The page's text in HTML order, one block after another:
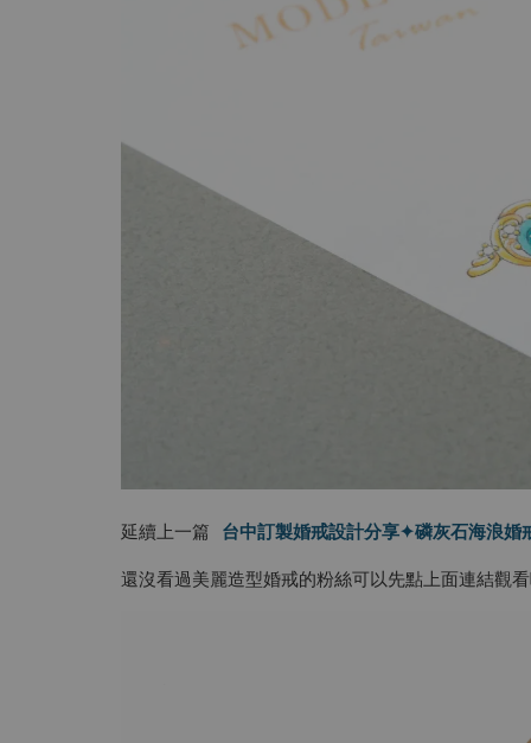
延續上一篇 台中訂製婚戒設計分享✦磷灰石海浪婚
還沒看過美麗造型婚戒的粉絲可以先點上面連結觀